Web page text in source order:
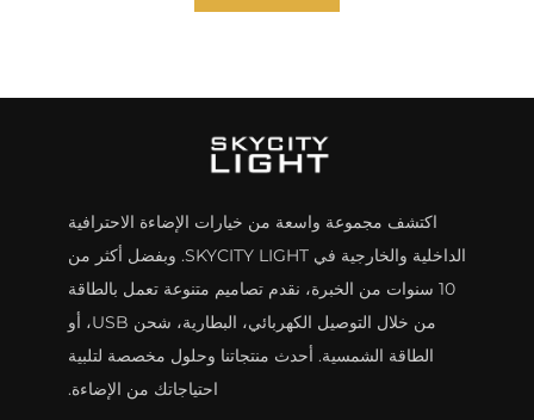
اكتشف مجموعة واسعة من خيارات الإضاءة الاحترافية
الداخلية والخارجية في SKYCITY LIGHT. وبفضل أكثر من
10 سنوات من الخبرة، نقدم تصاميم متنوعة تعمل بالطاقة
من خلال التوصيل الكهربائي، البطارية، شحن USB، أو
الطاقة الشمسية. أحدث منتجاتنا وحلول مخصصة لتلبية
احتياجاتك من الإضاءة.